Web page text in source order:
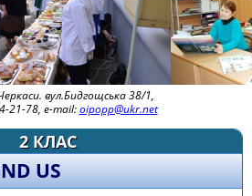
вул.Бидгощська 38/1,
21-78, e-mail:oipopp@ukr.net
2 КЛАС
US